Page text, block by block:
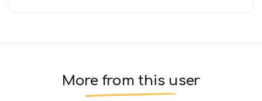
More from this user